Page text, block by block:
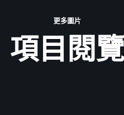
更多圖片
項目閱覽